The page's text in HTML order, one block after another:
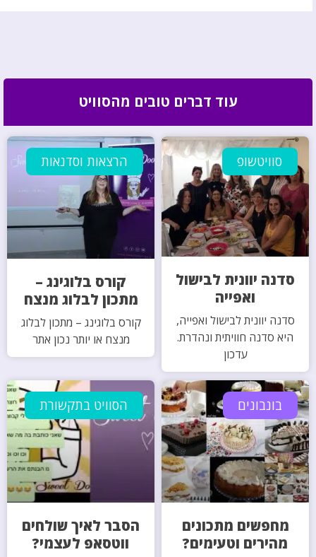
עוד דברים טובים מהסוויט
סוויטשופ
סדנה יוונית לבישול
ואפייה
סדנה יוונית לבישול ואפייה,
היא סדנה חוויתית ונהדרת.
עדכון
הרצאות וסדנאות
קורס בלוגינג –
מתכון לבלוג מנצח
קורס בלוגינג – מתכון לבלוג
מנצח או יותר נכון אתר
בונבונים
מחפשים מתכונים
מהירים וטעימים?
הסוויט בתקשורת
הסבר לאיך שולחים
ווטסאפ לעצמי?